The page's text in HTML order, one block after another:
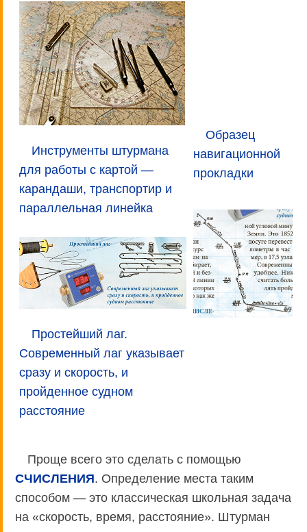
Инструменты штурмана
для работы с картой —
карандаши, транспортир и
параллельная линейка
Образец
навигационной
прокладки
Простейший лаг.
Современный лаг указывает
сразу и скорость, и
пройденное судном
расстояние
Проще всего это сделать с помощью
СЧИСЛЕНИЯ. Определение места таким
способом — это классическая школьная задача
на «скорость, время, расстояние». Штурман